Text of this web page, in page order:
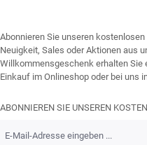
Abonnieren Sie unseren
Neuigkeit, Sales oder Aktionen aus
Willkommensgeschenk erhalten Sie
Einkauf im Onlineshop oder bei uns
ABONNIEREN SIE UNSEREN
Mail-